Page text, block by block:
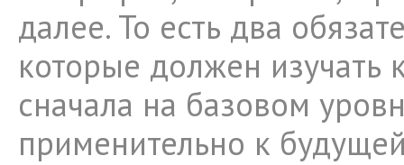
далее. То есть два
которые должен изучать
сначала на базовом
применительно к